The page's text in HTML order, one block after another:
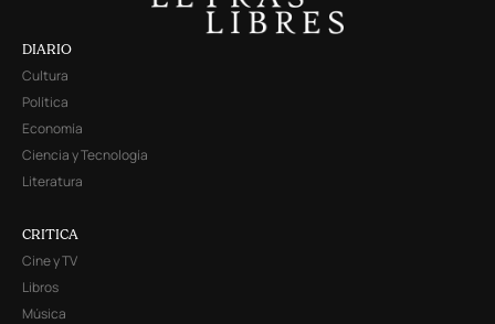
DIARIO
Cultura
Política
Economía
Ciencia y Tecnología
Literatura
CRITICA
Cine y TV
Libros
Música